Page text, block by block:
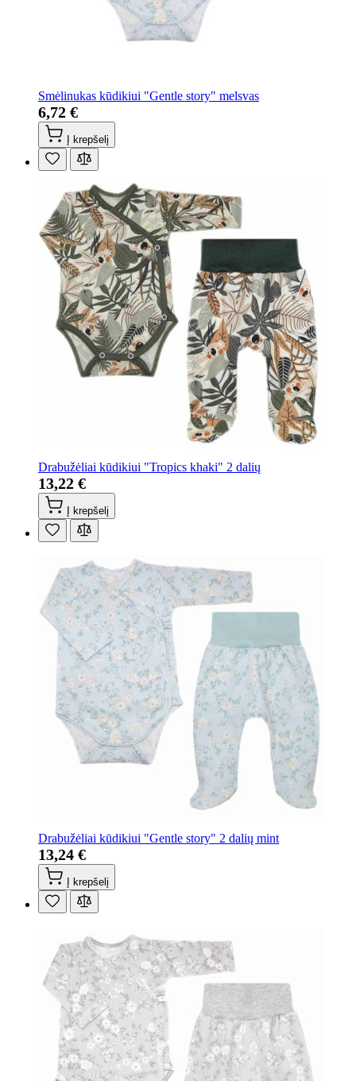
Smėlinukas kūdikiui "Gentle story" melsvas
6,72 €
Į krepšelį
Drabužėliai kūdikiui "Tropics khaki" 2 dalių
13,22 €
Į krepšelį
Drabužėliai kūdikiui "Gentle story" 2 dalių mint
13,24 €
Į krepšelį